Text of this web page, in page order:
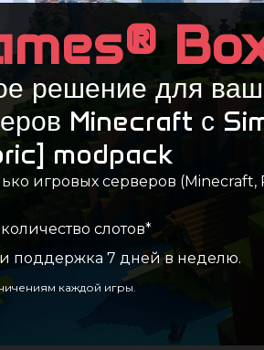
решение для
Minecraft с
modpack
игровых серверов (Minecraft,
слотов*
и поддержка 7 дней в неделю.
каждой игры.